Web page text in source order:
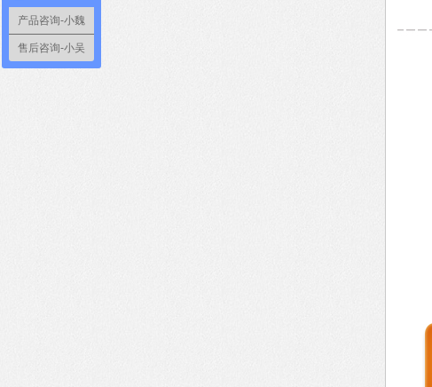
产品咨询-小魏
售后咨询-小吴